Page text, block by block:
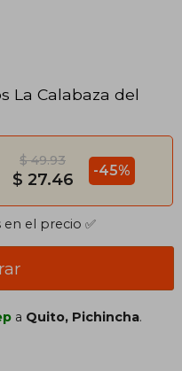
La Calabaza del
$ 49.93
$ 27.46 -45%
el precio ✅
a Quito, Pichincha.